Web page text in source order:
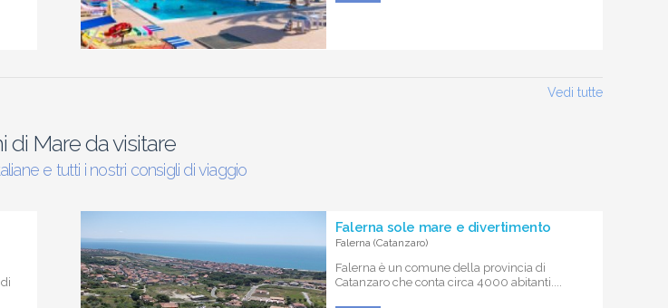
Vedi tutte
di Mare da visitare
e tutti i nostri consigli di viaggio
Falerna sole mare e divertimento
Falerna (Catanzaro)
Falerna è un comune della provincia di
Catanzaro che conta circa 4000 abitanti....